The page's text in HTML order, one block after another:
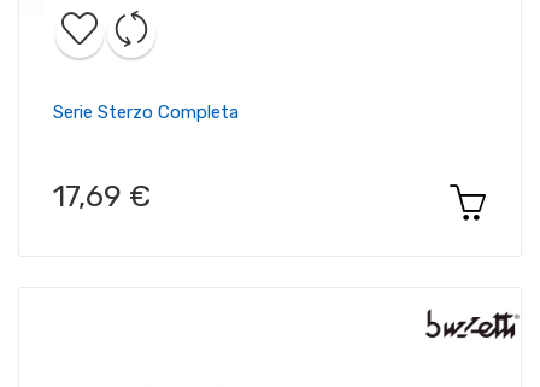
Serie Sterzo Completa
17,69 €